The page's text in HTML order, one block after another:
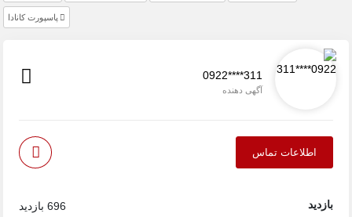
پاسپورت کانادا
0922****311
آگهی دهنده
اطلاعات تماس
بازدید 696 بازدید